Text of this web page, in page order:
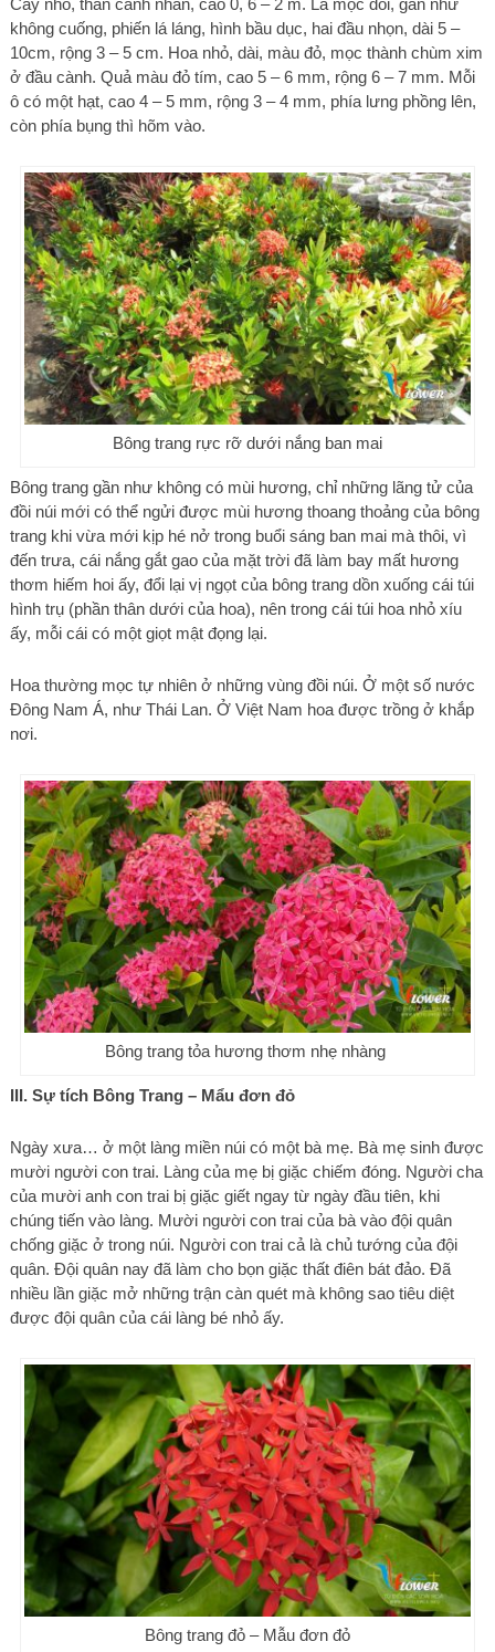
Cây nhỏ, thân cành nhẵn, cao 0, 6 – 2 m. Lá mọc đối, gần như
không cuống, phiến lá láng, hình bầu dục, hai đầu nhọn, dài 5 –
10cm, rộng 3 – 5 cm. Hoa nhỏ, dài, màu đỏ, mọc thành chùm xim
ở đầu cành. Quả màu đỏ tím, cao 5 – 6 mm, rộng 6 – 7 mm. Mỗi
ô có một hạt, cao 4 – 5 mm, rộng 3 – 4 mm, phía lưng phồng lên,
còn phía bụng thì hõm vào.
Bông trang rực rỡ dưới nắng ban mai
Bông trang gần như không có mùi hương, chỉ những lãng tử của
đồi núi mới có thể ngửi được mùi hương thoang thoảng của bông
trang khi vừa mới kịp hé nở trong buổi sáng ban mai mà thôi, vì
đến trưa, cái nắng gắt gao của mặt trời đã làm bay mất hương
thơm hiếm hoi ấy, đổi lại vị ngọt của bông trang dồn xuống cái túi
hình trụ (phần thân dưới của hoa), nên trong cái túi hoa nhỏ xíu
ấy, mỗi cái có một giọt mật đọng lại.
Hoa thường mọc tự nhiên ở những vùng đồi núi. Ở một số nước
Đông Nam Á, như Thái Lan. Ở Việt Nam hoa được trồng ở khắp
nơi.
Bông trang tỏa hương thơm nhẹ nhàng
III. Sự tích Bông Trang – Mẩu đơn đỏ
Ngày xưa… ở một làng miền núi có một bà mẹ. Bà mẹ sinh được
mười người con trai. Làng của mẹ bị giặc chiếm đóng. Người cha
của mười anh con trai bị giặc giết ngay từ ngày đầu tiên, khi
chúng tiến vào làng. Mười người con trai của bà vào đội quân
chống giặc ở trong núi. Người con trai cả là chủ tướng của đội
quân. Đội quân nay đã làm cho bọn giặc thất điên bát đảo. Đã
nhiều lần giặc mở những trận càn quét mà không sao tiêu diệt
được đội quân của cái làng bé nhỏ ấy.
Bông trang đỏ – Mẫu đơn đỏ